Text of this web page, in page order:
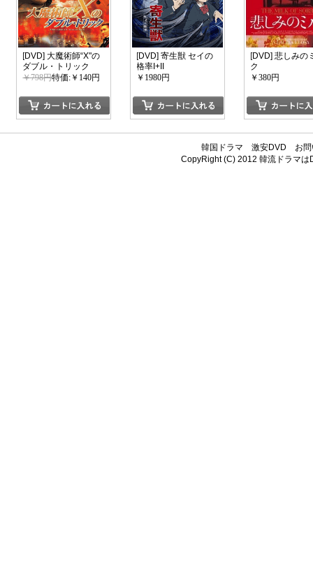
[DVD] 大魔術師“X"の
ダブル・トリック
￥798円特価:￥140円
[DVD] 寄生獣 セイの
格率I+II
￥1980円
[DVD] 悲しみの
ク
￥380円
韓国ドラマ 激安DVD
お
CopyRight (C) 2012韓流ドラマは